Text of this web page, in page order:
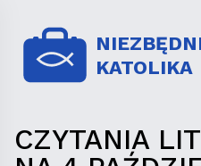
KATOLIKA
CZYTANIA